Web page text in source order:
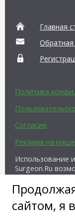
сайтом, я
Главная
Обратная
Политика
Согласие
Реклама на
Использование
Surgeon.Ru
разрешения
активной